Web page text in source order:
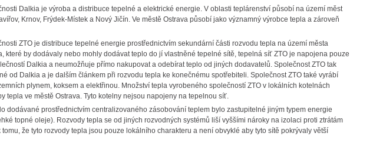
Dalkia je výroba a distribuce tepelné a elektrické energie. V oblasti teplárenství působí na území měst
Krnov, Frýdek-Místek a Nový Jičín. Ve městě Ostrava působí jako významný výrobce tepla a zároveň
ZTO je distribuce tepelné energie prostřednictvím sekundární části rozvodu tepla na území města
které by dodávaly nebo mohly dodávat teplo do jí vlastněné tepelné sítě, tepelná síť ZTO je napojena pouze
Dalkia a neumožňuje přímo nakupovat a odebírat teplo od jiných dodavatelů. Společnost ZTO tak
od Dalkia a je dalším článkem při rozvodu tepla ke konečnému spotřebiteli. Společnost ZTO také vyrábí
plynem, koksem a elektřinou. Množství tepla vyrobeného společností ZTO v lokálních kotelnách
tepla ve městě Ostrava. Tyto kotelny nejsou napojeny na tepelnou síť.
dodávané prostřednictvím centralizovaného zásobování teplem bylo zastupitelné jiným typem energie
topné oleje). Rozvody tepla se od jiných rozvodných systémů liší vyššími nároky na izolaci proti ztrátám
že tyto rozvody tepla jsou pouze lokálního charakteru a není obvyklé aby tyto sítě pokrývaly větší